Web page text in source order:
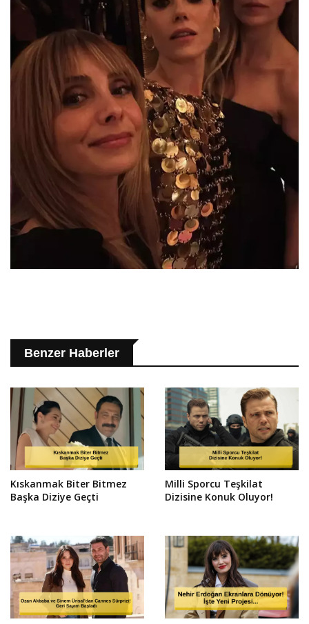
Benzer Haberler
Kıskanmak Biter Bitmez
Başka Diziye Geçti
Milli Sporcu Teşkilat
Dizisine Konuk Oluyor!